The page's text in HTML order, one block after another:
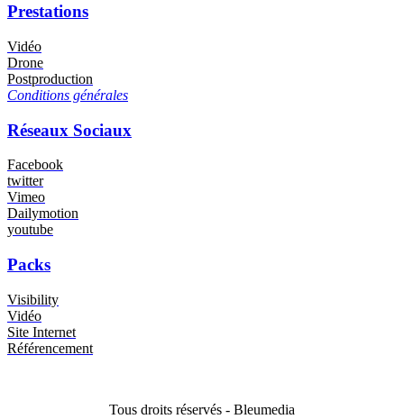
Prestations
Vidéo
Drone
Postproduction
Conditions générales
Réseaux Sociaux
Facebook
twitter
Vimeo
Dailymotion
youtube
Packs
Visibility
Vidéo
Site Internet
Référencement
Tous droits réservés - Bleumedia